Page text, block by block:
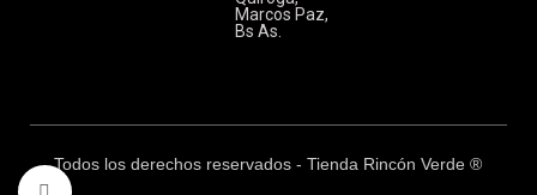
Marcos Paz,
Bs As.
Todos los derechos reservados - Tienda Rincón Verde ®